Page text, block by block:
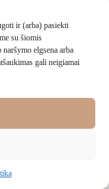
ir (arba) pasiekti
su šiomis
elgsena arba
gali neigiamai
politika